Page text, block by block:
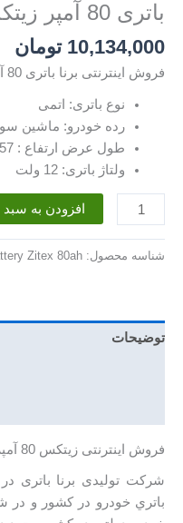
باتری 80 آمپر زیتکس
10,134,000 تومان
فروش اینترنتی برنا باتری 80 آمپر زیتکس
نوع باتری: اتمی
رده خودرو: ماشین
طول عرض ارتفاع : 257, 172, 220 میلی متر
ولتاژ باتری: 12 ولت
باتری
80
افزودن به سبد
شناسه محصول: Zitex 80ah
توضیحات
فروش اینترنتی زیتکس 80 آمپر
باتري خودرو در كشور و در